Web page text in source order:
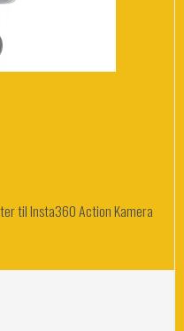
til Insta360 Action Kamera